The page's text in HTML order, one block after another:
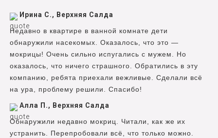
Ирина С., Верхняя Салда
Недавно в квартире в ванной комнате дети
обнаружили насекомых. Оказалось, что это —
мокрицы! Очень сильно испугались с мужем. Но
оказалось, что ничего страшного. Обратились в эту
компанию, ребята приехали вежливые. Сделали всё
на ура, проблему решили. Спасибо!
Алла П., Верхняя Салда
Обнаружили недавно мокриц. Читали, как же их
устранить. Перепробовали всё, что только можно.